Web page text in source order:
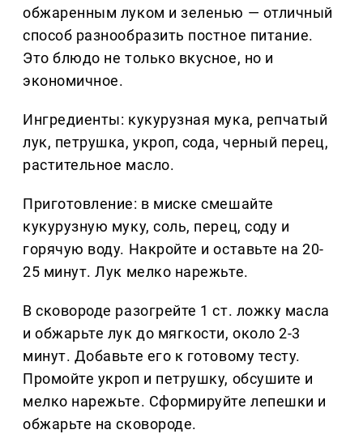
обжаренным луком и зеленью — отличный
способ разнообразить постное питание.
Это блюдо не только вкусное, но и
экономичное.
Ингредиенты: кукурузная мука, репчатый
лук, петрушка, укроп, сода, черный перец,
растительное масло.
Приготовление: в миске смешайте
кукурузную муку, соль, перец, соду и
горячую воду. Накройте и оставьте на 20-
25 минут. Лук мелко нарежьте.
В сковороде разогрейте 1 ст. ложку масла
и обжарьте лук до мягкости, около 2-3
минут. Добавьте его к готовому тесту.
Промойте укроп и петрушку, обсушите и
мелко нарежьте. Сформируйте лепешки и
обжарьте на сковороде.